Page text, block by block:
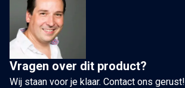
aantal
Vragen over dit product?
Wij staan voor je klaar. Contact ons gerust!